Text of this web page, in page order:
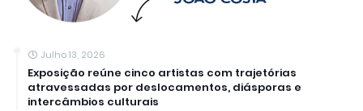
Julho 13, 2026
Exposição reúne cinco artistas com trajetórias
atravessadas por deslocamentos, diásporas e
intercâmbios culturais